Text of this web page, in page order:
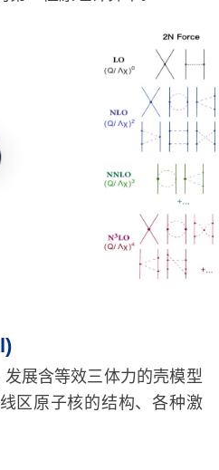
展含等效三体力的壳模型
区原子核的结构、各种激